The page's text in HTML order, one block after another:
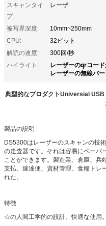
スキャンタイ
プ:
レーザ
被写界深度:
10mm~250mm
CPU:
32ビット
解読の速度:
300回/秒
ハイライト:
レーザーのqrコー
レーザーの無線バ
典型的なプロダクトUniversial
製品の説明
DS5300はレーザーのスキャンの技
の走査器です。それは容易にペーパ
ことができます。製造業、倉庫、兵
支払、速達便、資材管理、食糧トレ
れた。
特徴
☆の人間工学的の設計、快適な使用。